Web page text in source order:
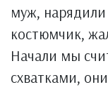
муж,
костюмчик,
Начали мы
схватками,